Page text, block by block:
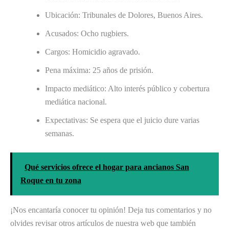
Ubicación: Tribunales de Dolores, Buenos Aires.
Acusados: Ocho rugbiers.
Cargos: Homicidio agravado.
Pena máxima: 25 años de prisión.
Impacto mediático: Alto interés público y cobertura
mediática nacional.
Expectativas: Se espera que el juicio dure varias
semanas.
Qué servicios ofrece el hogar para ancianos San
Roque en tu zona
¡Nos encantaría conocer tu opinión! Deja tus comentarios y no
olvides revisar otros artículos de nuestra web que también